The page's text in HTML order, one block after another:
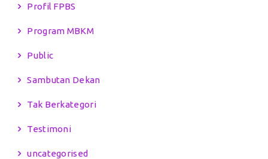
Profil FPBS
Program MBKM
Public
Sambutan Dekan
Tak Berkategori
Testimoni
uncategorised